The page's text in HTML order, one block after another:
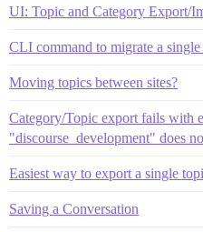
UI: Topic and Category Export/
CLI command to migrate a single
Moving topics between sites?
Category/Topic export fails with
"discourse_development" does
Easiest way to export a single
Saving a Conversation